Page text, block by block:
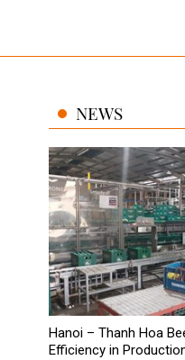
NEWS
Hanoi – Thanh Hoa
Efficiency in